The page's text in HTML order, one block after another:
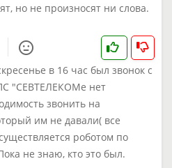
но не произносят ни слова.
в 16 час был звонок с
"СЕВТЕЛЕКОМе нет
звонить на
им не давали( все
роботом по
не знаю, кто это был.